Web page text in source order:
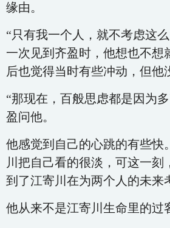
缘由。
“只有我一个人，就不考虑这
一次见到齐盈时，他想也不想
后也觉得当时有些冲动，但他
“那现在，百般思虑都是因为
盈问他。
他感觉到自己的心跳的有些快
川把自己看的很淡，可这一刻
到了江寄川在为两个人的未来
他从来不是江寄川生命里的过